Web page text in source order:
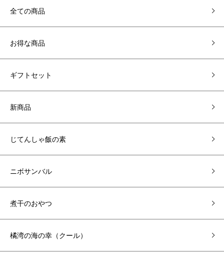
全ての商品
お得な商品
ギフトセット
新商品
じてんしゃ飯の素
ニボサンバル
煮干のおやつ
橘湾の海の幸（クール）